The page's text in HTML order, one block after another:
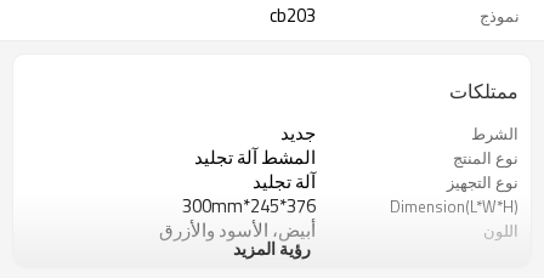
نموذج cb203
ممتلكات
الشرط جديد
نوع المنتج المشط آلة تجليد
نوع التجهيز آلة تجليد
Dimension(L*W*H)
376*245*300mm
اللون أبيض، الأسود والأزرق
cb203 زائد
رؤية المزيد